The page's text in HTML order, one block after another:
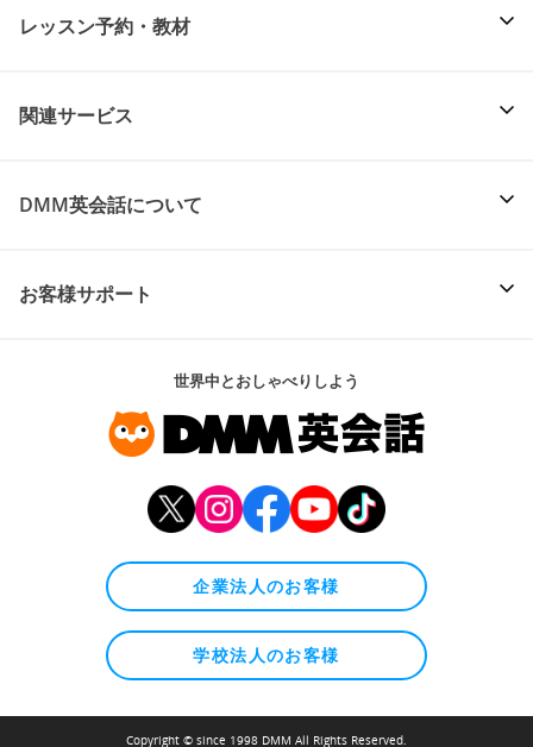
レッスン予約・教材
関連サービス
DMM英会話について
お客様サポート
世界中とおしゃべりしよう
企業法人のお客様
学校法人のお客様
Copyright © since 1998 DMM All Rights Reserved.